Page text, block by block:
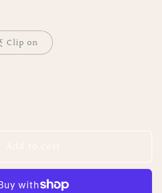
Clip on